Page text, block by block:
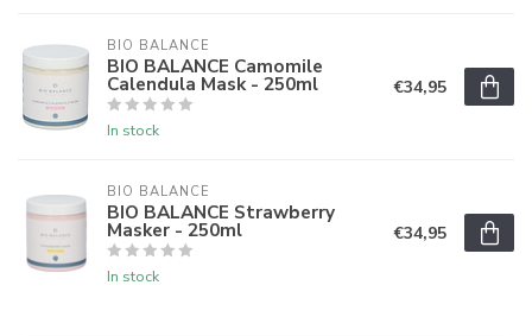
BIO BALANCE
BIO BALANCE Camomile
Calendula Mask - 250ml
In stock
€34,95
BIO BALANCE
BIO BALANCE Strawberry
Masker - 250ml
In stock
€34,95